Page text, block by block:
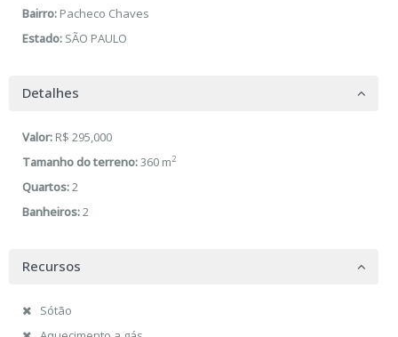
Bairro: Pacheco Chaves
Estado: SÃO PAULO
Detalhes
Valor: R$ 295,000
Tamanho do terreno:360 m2
Quartos:2
Banheiros:2
Recursos
Sótão